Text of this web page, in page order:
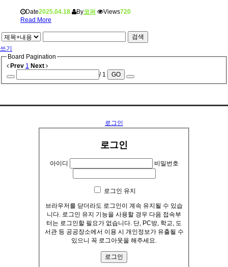
Date2025.04.18 By코퍼 Views720
Read More
검색
쓰기
Board Pagination
Prev 1 Next
/ 1
GO
로그인
로그인
아이디 비밀번호
로그인 유지
브라우저를 닫더라도 로그인이 계속 유지될 수 있습
니다. 로그인 유지 기능을 사용할 경우 다음 접속부
터는 로그인할 필요가 없습니다. 단, PC방, 학교, 도
서관 등 공공장소에서 이용 시 개인정보가 유출될 수
있으니 꼭 로그아웃을 해주세요.